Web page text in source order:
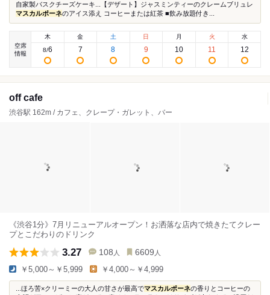
自家製バスクチーズケーキ...【デザート】ジャスミンティーのクレームブリュレ
マスカルポーネのアイス添え コーヒーまたは紅茶 ■飲み放題付き...
空席
情報
木
8/6
金
7
土
8
日
9
月
10
火
11
水
12
off cafe
渋谷駅 162m / カフェ、クレープ・ガレット、バー
《渋谷1分》7月リニューアルオープン！お洒落な店内で焼きたてクレー
プとこだわりのドリンク
3.27 108 人 6609 人
￥5,000～￥5,999 ￥4,000～￥4,999
...ほろ苦×クリーミーの大人の甘さが最高でマスカルポーネの香りとコーヒーの